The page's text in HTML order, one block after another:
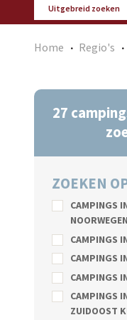
Uitgebreid zoeken
Home Regio's
27
ZOEKEN
CAMPINGS
NOORWEGEN
CAMPINGS
CAMPINGS
CAMPINGS
CAMPINGS
ZUIDOOST